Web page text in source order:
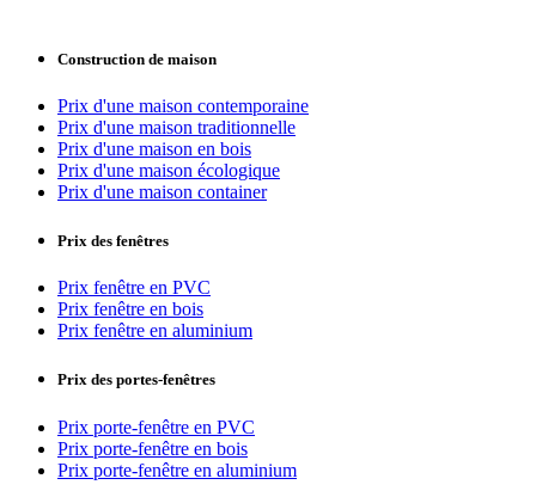
Construction de maison
Prix d'une maison contemporaine
Prix d'une maison traditionnelle
Prix d'une maison en bois
Prix d'une maison écologique
Prix d'une maison container
Prix des fenêtres
Prix fenêtre en PVC
Prix fenêtre en bois
Prix fenêtre en aluminium
Prix des portes-fenêtres
Prix porte-fenêtre en PVC
Prix porte-fenêtre en bois
Prix porte-fenêtre en aluminium